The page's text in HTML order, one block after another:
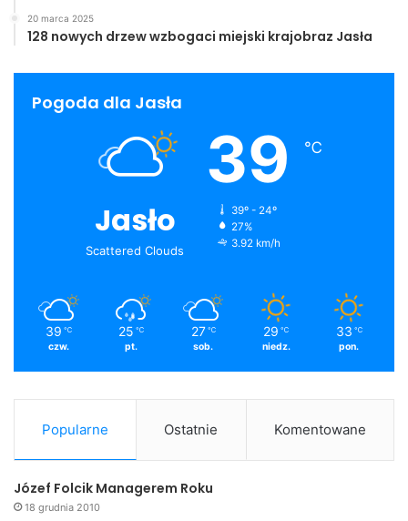
20 marca 2025
128 nowych drzew wzbogaci miejski krajobraz Jasła
Pogoda dla Jasła
Jasło
Scattered Clouds
39 ℃
39º - 24º
27%
3.92 km/h
39 ℃
czw.
25 ℃
pt.
27 ℃
sob.
29 ℃
niedz.
33 ℃
pon.
Popularne Ostatnie Komentowane
Józef Folcik Managerem Roku
18 grudnia 2010